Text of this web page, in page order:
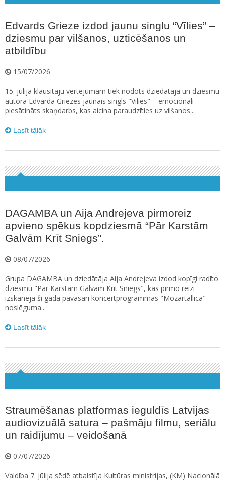
Edvards Grieze izdod jaunu singlu “Vīlies” –
dziesmu par vilšanos, uzticēšanos un
atbildību
15/07/2026
15. jūlijā klausītāju vērtējumam tiek nodots dziedātāja un dziesmu
autora Edvarda Griezes jaunais singls "Vīlies" – emocionāli
piesātināts skaņdarbs, kas aicina paraudzīties uz vilšanos...
Lasīt tālāk
DAGAMBA un Aija Andrejeva pirmoreiz
apvieno spēkus kopdziesmā “Pār Karstām
Galvām Krīt Sniegs”.
08/07/2026
Grupa DAGAMBA un dziedātāja Aija Andrejeva izdod kopīgi radīto
dziesmu "Pār Karstām Galvām Krīt Sniegs", kas pirmo reizi
izskanēja šī gada pavasarī koncertprogrammas "Mozartallica"
noslēguma...
Lasīt tālāk
Straumēšanas platformas ieguldīs Latvijas
audiovizuālā satura – pašmāju filmu, seriālu
un raidījumu – veidošanā
07/07/2026
Valdība 7. jūlija sēdē atbalstīja Kultūras ministrijas, (KM) Nacionālā